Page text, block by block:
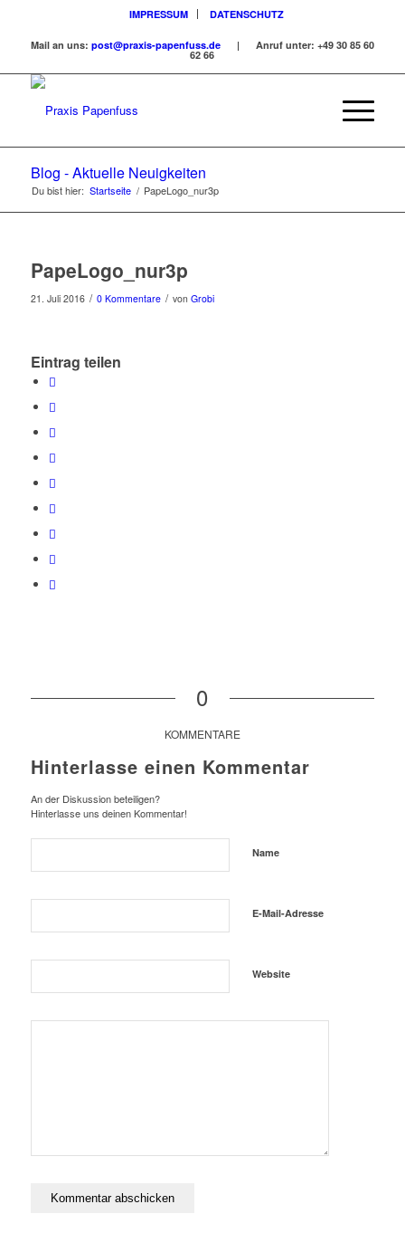
IMPRESSUM DATENSCHUTZ
Mail an uns: post@praxis-papenfuss.de| Anruf unter: +49 30 85 60
62 66
Blog - Aktuelle Neuigkeiten
Du bist hier: Startseite / PapeLogo_nur3p
PapeLogo_nur3p
21. Juli 2016 / 0 Kommentare / von Grobi
Eintrag teilen
0
KOMMENTARE
Hinterlasse einen Kommentar
An der Diskussion beteiligen?
Hinterlasse uns deinen Kommentar!
Name
E-Mail-Adresse
Website